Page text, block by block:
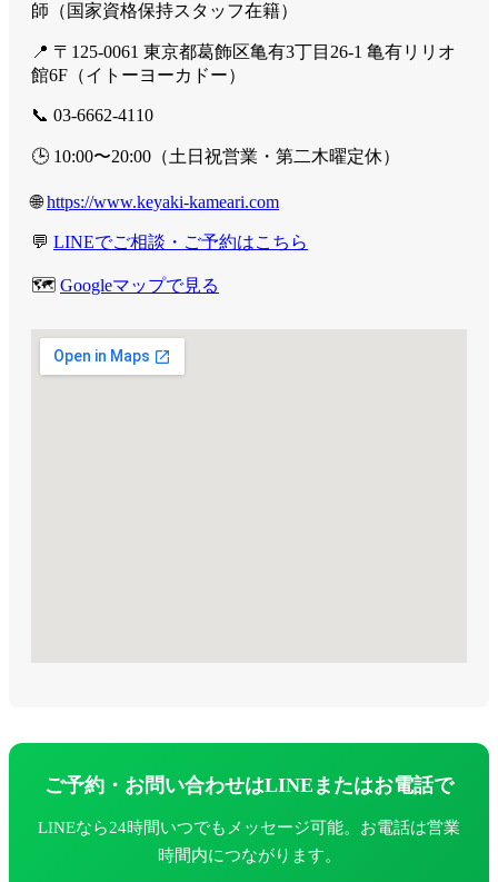
師（国家資格保持スタッフ在籍）
📍 〒125-0061 東京都葛飾区亀有3丁目26-1 亀有リリオ
館6F（イトーヨーカドー）
📞 03-6662-4110
🕒 10:00〜20:00（土日祝営業・第二木曜定休）
🌐https://www.keyaki-kameari.com
💬 LINEでご相談・ご予約はこちら
🗺️ Googleマップで見る
ご予約・お問い合わせはLINEまたはお電話で
LINEなら24時間いつでもメッセージ可能。お電話は営業
時間内につながります。